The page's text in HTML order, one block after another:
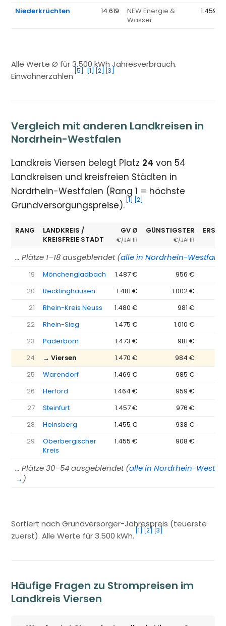
Niederkrüchten
14.619
NEW Energie &
Wasser
1.459 €
Alle Werte Ø für 3.500 kWh Jahresverbrauch.
Einwohnerzahlen
[5]
.
[1] [2] [3]
Vergleich mit anderen Landkreisen in
Nordrhein-Westfalen
Landkreis Viersen belegt Platz 24 von 54
Landkreisen und kreisfreien Städten in
Nordrhein-Westfalen (Rang 1 = höchste
Grundversorgungspreise). [1] [2]
RANG
LANDKREIS /
KREISFREIE STADT
GV Ø
€/JAHR
GÜNSTIGSTER
€/JAHR
… Plätze 1–18 ausgeblendet (alle in Nordrhein-
19 Mönchengladbach 1.487 € 956 €
20
Recklinghausen 1.481 € 1.002 €
21
Rhein-Kreis Neuss 1.480 € 981 €
22
Rhein-Sieg 1.475 € 1.010 €
23
Paderborn 1.473 € 981 €
24
→ Viersen 1.470 € 984 €
25
Warendorf 1.469 € 985 €
26
Herford 1.464 € 959 €
27
Steinfurt 1.457 € 976 €
28
Heinsberg 1.455 € 938 €
29
Oberbergischer
Kreis
1.455 € 908 €
… Plätze 30–54 ausgeblendet (alle in Nordrhein-
→ )
Sortiert nach Grundversorger-Jahrespreis (teuerste
zuerst). Alle Werte für 3.500 kWh.
[1] [2] [3]
Häufige Fragen zu Strompreisen im
Landkreis Viersen